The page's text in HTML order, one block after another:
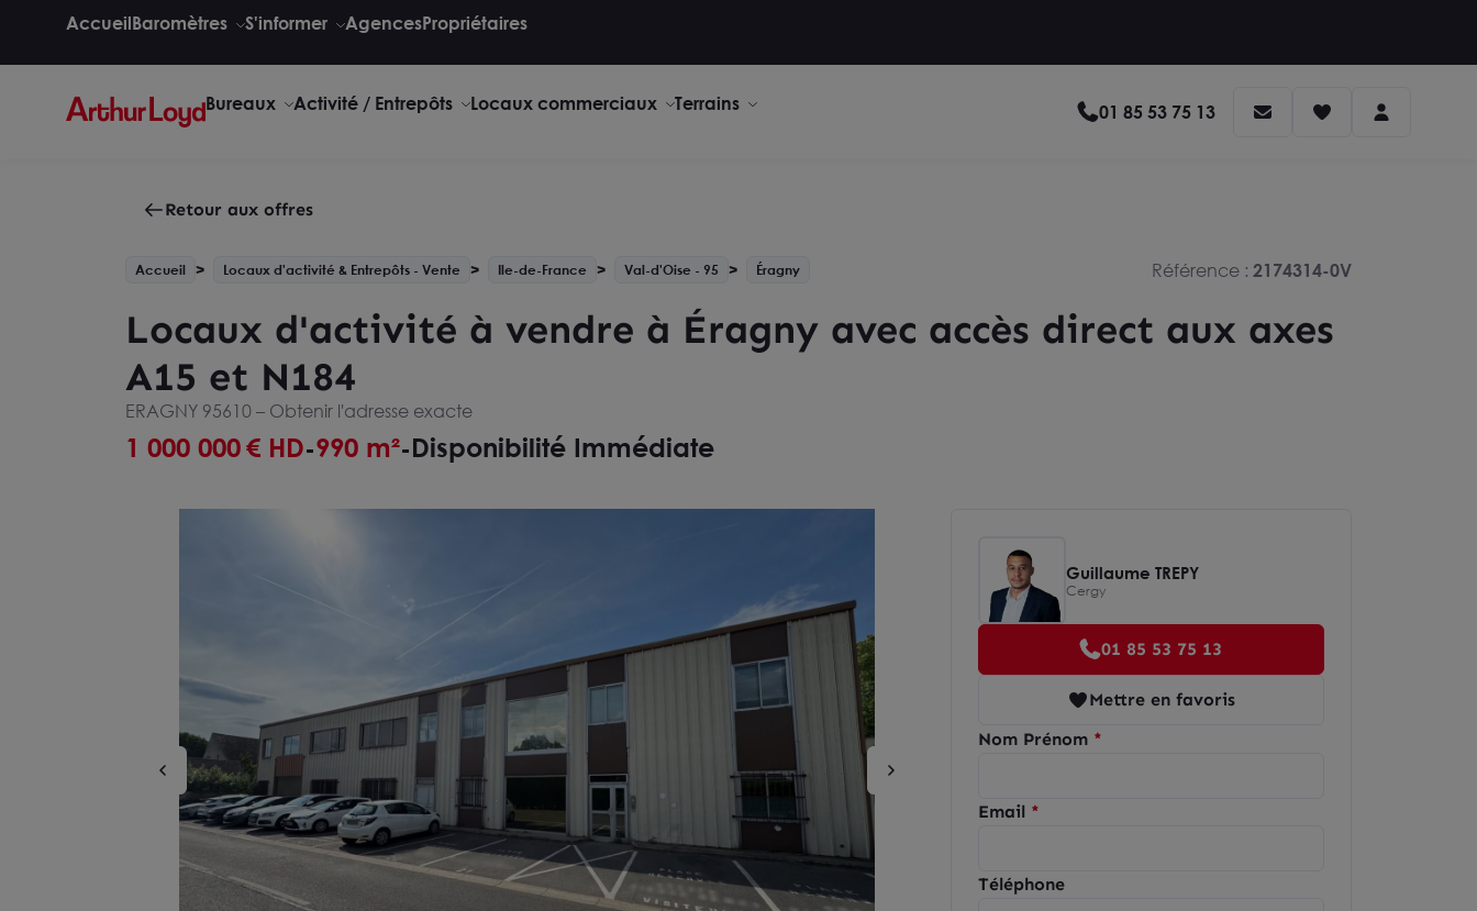
AccueilBaromètres S'informer AgencesPropriétaires
Bureaux Activité / Entrepôts Locaux commerciaux Terrains 01 85 53 75 13
Retour aux offres
Accueil Locaux d'activité & Entrepôts - Vente Ile-de-France Val-d'Oise - 95 Éragny Référence : 2174314-0V
Locaux d'activité à vendre à Éragny avec accès direct aux axes
A15 et N184
ERAGNY 95610 – Obtenir l'adresse exacte
1 000 000€ HD-990 m²-Disponibilité Immédiate
Guillaume TREPY
Cergy
01 85 53 75 13
Mettre en favoris
Nom Prénom
Email
Téléphone